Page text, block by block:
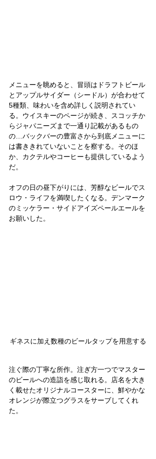
メニューを眺めると、冒頭はドラフトビール
とアップルサイダー（シードル）が合わせて
5種類、味わいを含め詳しく説明されてい
る。ウイスキーのページが続き、スコッチか
らジャパニーズまで一通り記載があるもの
の…バックバーの豊富さから到底メニューに
は書ききれていないことを察する。そのほ
か、カクテルやコーヒーも提供しているよう
だ。
オフの日の昼下がりには、芳醇なビールでス
ロウ・ライフを満喫したくなる。デンマーク
のミッケラー・サイドアイズペールエールを
お願いした。
ギネスに加え数種のビールタップを用意する
注ぐ際の丁寧な所作。注ぎ方一つでマスター
のビールへの造詣を感じ取れる。店名を大き
く載せたオリジナルコースターに、鮮やかな
オレンジが際立つグラスをサーブしてくれ
た。